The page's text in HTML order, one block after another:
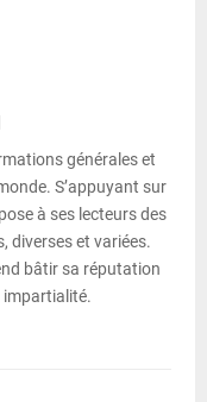
générales et
S’appuyant sur
à ses lecteurs des
diverses et variées.
bâtir sa réputation
impartialité.